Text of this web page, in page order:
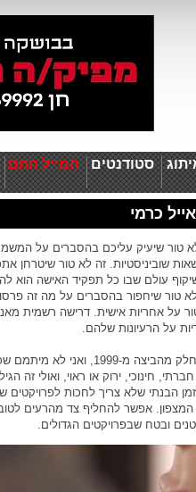
סטודנטים המייל החם
כרמי
טור שיעיק עליכם בהסברים על
שוביניסטיות. זה לא טור שיטרחן
עולם שבו כל תפקיד האישה הוא
טור שיחפור בהסברים על מה זה
על אחריות אישית. דרישה רשמית
על הרעיונות שלהם.
אני חלק מהביצה מ-1999, ואני
חינוכי, ירוק או ראוי, ואולי זה
הבנתי שלא צריך לחכות לפרויקטים
אפשר להחליף צד מהרעים
ובטח שבפרויקטים הגדולים.